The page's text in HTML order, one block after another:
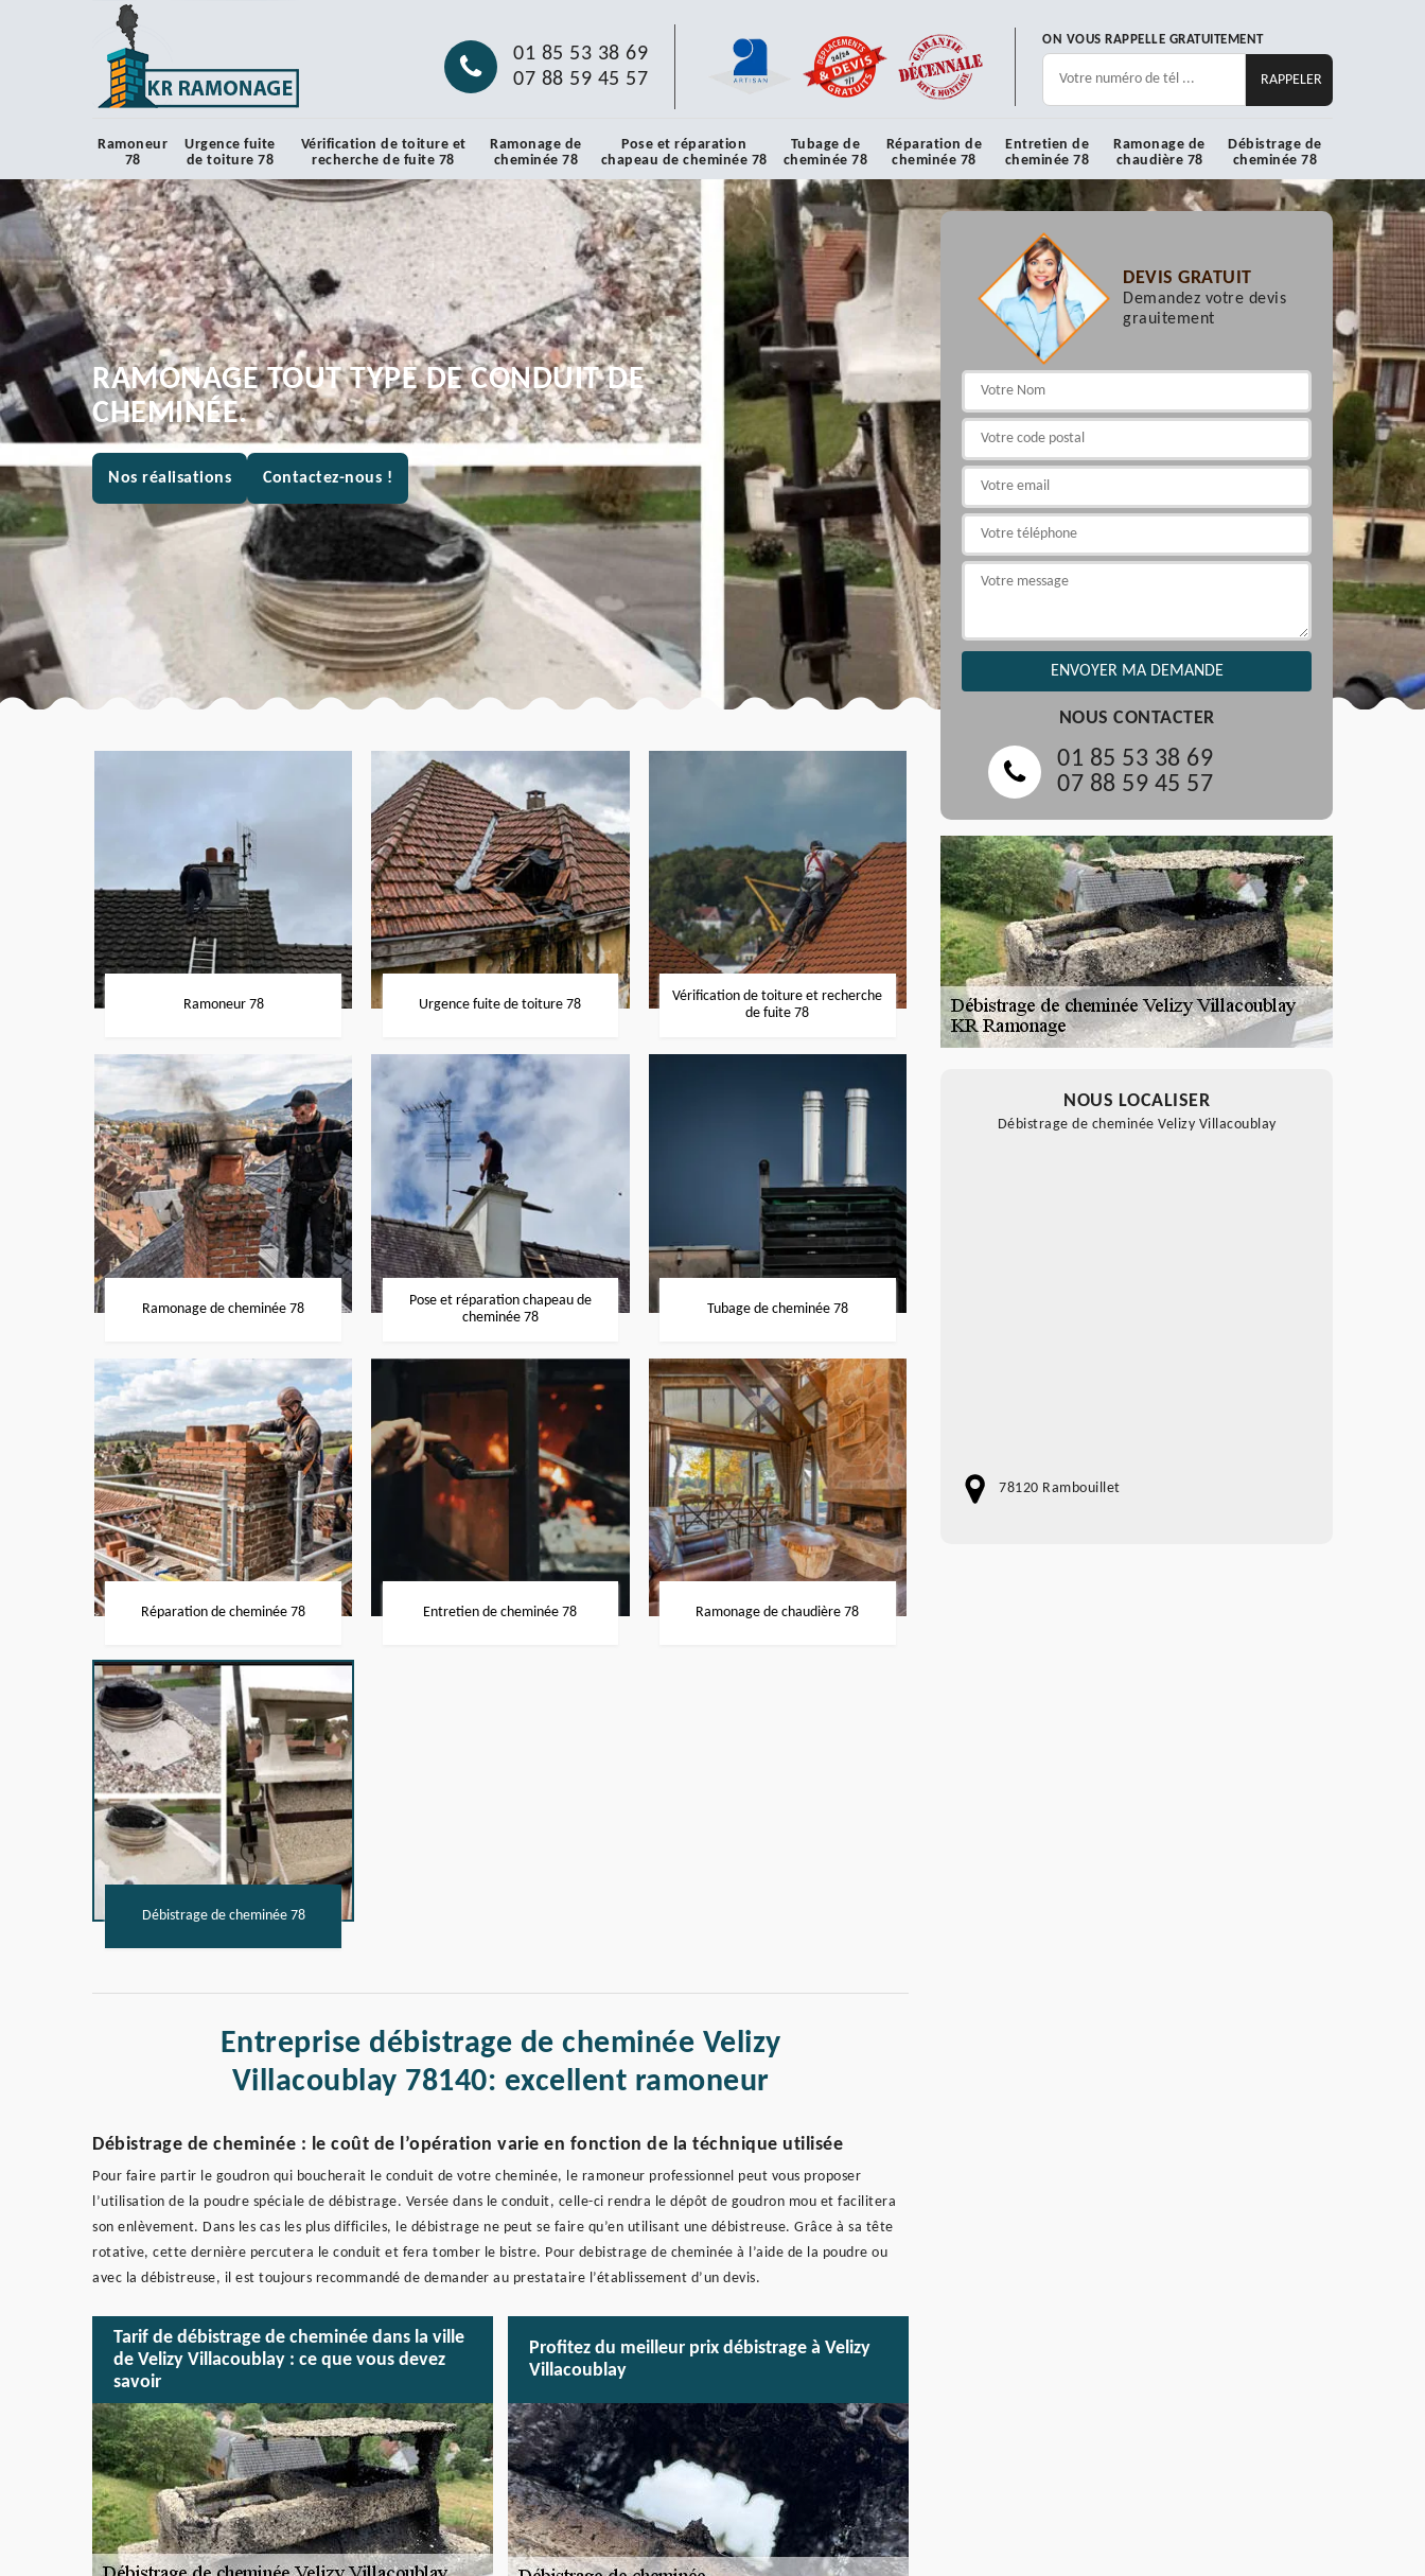
01 85 53 38 69
07 88 59 45 57
ON VOUS RAPPELLE GRATUITEMENT
Ramoneur
78
Urgence fuite
de toiture 78
Vérification de toiture et
recherche de fuite 78
Ramonage de
cheminée 78
Pose et réparation
chapeau de cheminée 78
Tubage de
cheminée 78
Réparation de
cheminée 78
Entretien de
cheminée 78
Ramonage de
chaudière 78
Débistrage de
cheminée 78
RAMONAGE TOUT TYPE DE CONDUIT DE
CHEMINÉE.
Nos réalisations Contactez-nous !
Ramoneur 78 Urgence fuite de toiture 78
Vérification de toiture et recherche
de fuite 78
Ramonage de cheminée 78
Pose et réparation chapeau de
cheminée 78
Tubage de cheminée 78
Réparation de cheminée 78 Entretien de cheminée 78 Ramonage de chaudière 78
Débistrage de cheminée 78
Entreprise débistrage de cheminée Velizy
Villacoublay 78140: excellent ramoneur
Débistrage de cheminée : le coût de l’opération varie en fonction de la téchnique utilisée
Pour faire partir le goudron qui boucherait le conduit de votre cheminée, le ramoneur professionnel peut vous proposer
l’utilisation de la poudre spéciale de débistrage. Versée dans le conduit, celle-ci rendra le dépôt de goudron mou et facilitera
son enlèvement. Dans les cas les plus difficiles, le débistrage ne peut se faire qu’en utilisant une débistreuse. Grâce à sa tête
rotative, cette dernière percutera le conduit et fera tomber le bistre. Pour debistrage de cheminée à l’aide de la poudre ou
avec la débistreuse, il est toujours recommandé de demander au prestataire l’établissement d’un devis.
Tarif de débistrage de cheminée dans la ville
de Velizy Villacoublay : ce que vous devez
savoir
Profitez du meilleur prix débistrage à Velizy
Villacoublay
DEVIS GRATUIT
Demandez votre devis
grauitement
NOUS CONTACTER
01 85 53 38 69
07 88 59 45 57
NOUS LOCALISER
Débistrage de cheminée Velizy Villacoublay
78120 Rambouillet